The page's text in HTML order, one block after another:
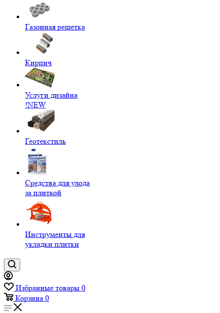
Газонная решетка
Кирпич
Услуги дизайна
!NEW
Геотекстиль
Средства для ухода
за плиткой
Инструменты для
укладки плитки
Избранные товары 0
Корзина 0